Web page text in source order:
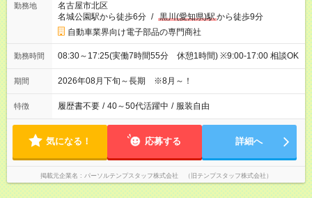
勤務地
名古屋市北区
名城公園駅から徒歩6分 / 黒川(愛知県)駅から徒歩9分
自動車業界向け電子部品の専門商社
勤務時間 08:30～17:25(実働7時間55分 休憩1時間) ※9:00‐17:00 相談OK
期間 2026年08月下旬～長期 ※8月～！
特徴 履歴書不要 / 40～50代活躍中 / 服装自由
気になる！ 応募する 詳細へ
掲載元企業名 パーソルテンプスタッフ株式会社 （旧テンプスタッフ株式会社）